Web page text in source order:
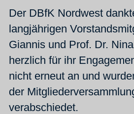
Der DBfK Nordwest
langjährigen
Giannis und Prof. Dr.
herzlich für ihr
nicht erneut an und
der
verabschiedet.